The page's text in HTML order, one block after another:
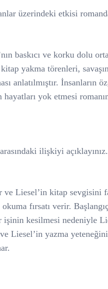
üzerindeki etkisi
baskıcı ve korku dolu
yakma törenleri,
anlatılmıştır. İnsanların
hayatları yok etmesi
ilişkiyi açıklayınız.
Liesel’in kitap sevgisini
fırsatı verir.
işinin kesilmesi nedeniyle
ve Liesel’in yazma